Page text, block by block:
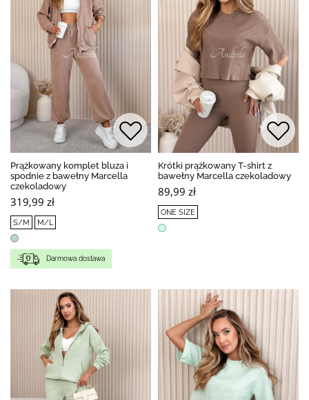
Prążkowany komplet bluza i
spodnie z bawełny Marcella
czekoladowy
319,99 zł
S/M M/L
Darmowa dostawa
Krótki prążkowany T-shirt z
bawełny Marcella czekoladowy
89,99 zł
ONE SIZE